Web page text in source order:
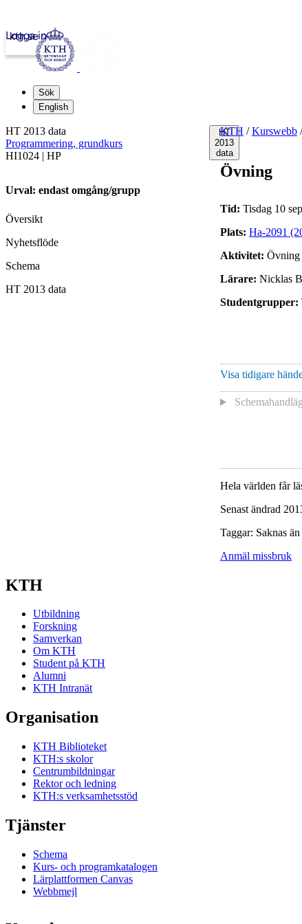
kth.se
Logga in
Sök
English
HT
2013
data
KTH / Kurswebb /
Övning
Tid: Tisdag 10
Plats: Ha-2091
Aktivitet: Övning
Lärare: Nicklas
Studentgrupper:
Visa tidigare
Hela världen får
Senast ändrad
Taggar: Saknas än
Anmäl missbruk
HT 2013 data
Programmering, grundkurs
HI1024 | HP
Urval: endast omgång/grupp
Översikt
Nyhetsflöde
Schema
HT 2013 data
KTH
Utbildning
Forskning
Samverkan
Om KTH
Student på KTH
Alumni
KTH Intranät
Organisation
KTH Biblioteket
KTH:s skolor
Centrumbildningar
Rektor och ledning
KTH:s verksamhetsstöd
Tjänster
Schema
Kurs- och programkatalogen
Lärplattformen Canvas
Webbmejl